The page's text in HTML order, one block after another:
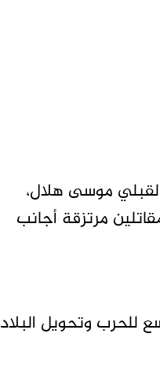
موسى هلال،
مرتزقة أجانب
للحرب وتحويل البلاد